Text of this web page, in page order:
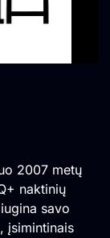
2007 metų
naktinių
savo
įsimintinais